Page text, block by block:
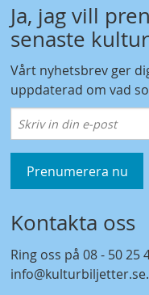
Ja, jag vill
senaste
Vårt nyhetsbrev ger
uppdaterad om vad
Prenumerera nu
Kontakta oss
Ring oss på08 - 50 25
info@kulturbiljetter.se.